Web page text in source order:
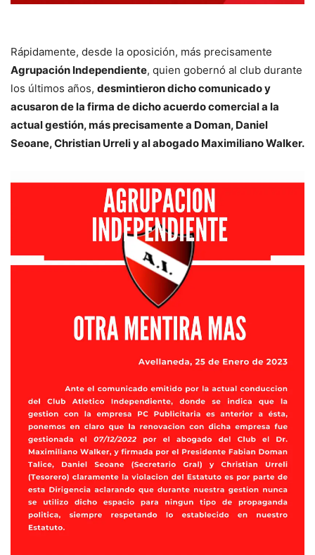
Rápidamente, desde la oposición, más precisamente
Agrupación Independiente, quien gobernó al club durante
los últimos años, desmintieron dicho comunicado y
acusaron de la firma de dicho acuerdo comercial a la
actual gestión, más precisamente a Doman, Daniel
Seoane, Christian Urreli y al abogado Maximiliano Walker.